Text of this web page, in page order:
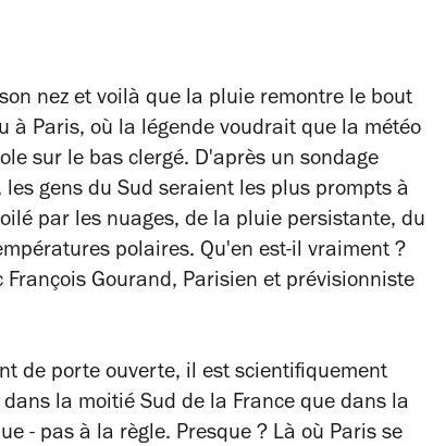
nez et voilà que la pluie remontre le bout
à Paris, où la légende voudrait que la météo
sur le bas clergé. D'après un sondage
gens du Sud seraient les plus prompts à
par les nuages, de la pluie persistante, du
polaires. Qu'en est-il vraiment ?
Gourand, Parisien et prévisionniste
de porte ouverte, il est scientifiquement
la moitié Sud de la France que dans la
- pas à la règle. Presque ? Là où Paris se